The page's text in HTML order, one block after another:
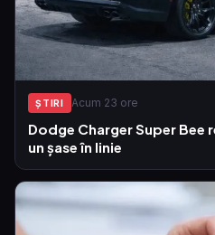
ŞTIRI Acum 23 ore
Dodge Charger Super Bee
un șase în linie